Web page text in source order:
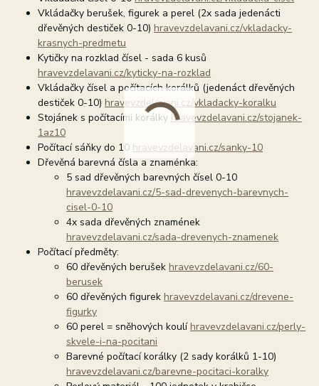
Vkládačky berušek, figurek a perel (2x sada jedenácti
dřevěných destiček 0-10)hravevzdelavani.cz/vkladacky-
krasnych-predmetu
Kytičky na rozklad čísel - sada 6 kusů
hravevzdelavani.cz/kyticky-na-rozklad
Vkládačky čísel a počítacích korálků (jedenáct dřevěných
destiček 0-10)hravevzdelavani.cz/vkladacky-koralku
Stojánek s počítacími korálky hravevzdelavani.cz/stojanek-
1az10
Počítací sáňky do 10 hravevzdelavani.cz/sanky-10
Dřevěná barevná čísla a znaménka:
5 sad dřevěných barevných čísel 0-10
hravevzdelavani.cz/5-sad-drevenych-barevnych-
cisel-0-10
4x sada dřevěných znamének
hravevzdelavani.cz/sada-drevenych-znamenek
Počítací předměty:
60 dřevěných berušekhravevzdelavani.cz/60-
berusek
60 dřevěných figurekhravevzdelavani.cz/drevene-
figurky
60 perel = sněhových koulíhravevzdelavani.cz/perly-
skvele-i-na-pocitani
Barevné počítací korálky (2 sady korálků 1-10)
hravevzdelavani.cz/barevne-pocitaci-koralky